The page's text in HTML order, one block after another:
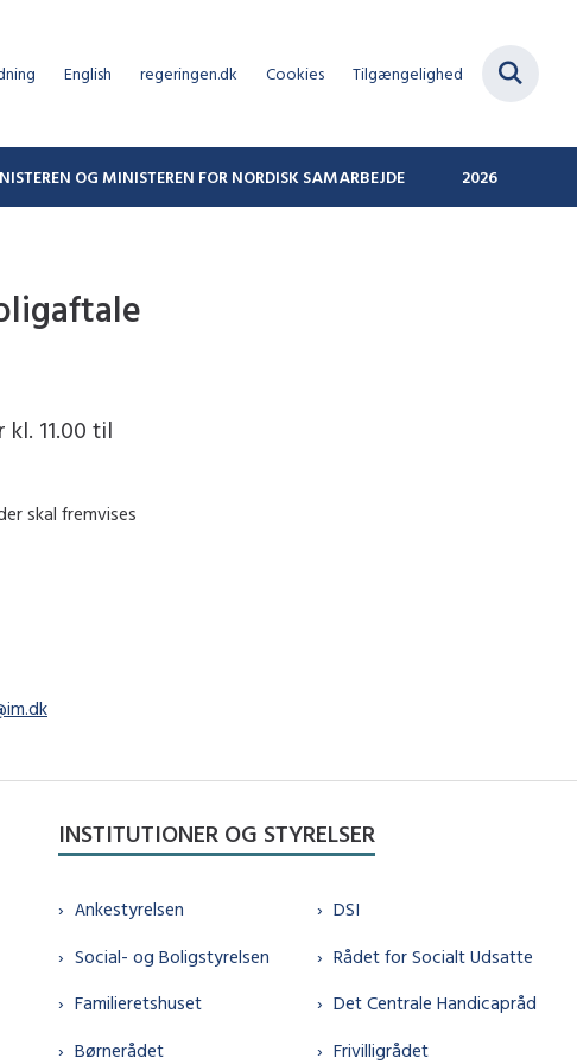
English regeringen.dk Cookies Tilgængelighed
OG MINISTEREN FOR NORDISK SAMARBEJDE 2026
11.00 til
skal fremvises
INSTITUTIONER OG STYRELSER
Ankestyrelsen
Social- og Boligstyrelsen
Familieretshuset
Børnerådet
DSI
Rådet for Socialt Udsatte
Det Centrale Handicapråd
Frivilligrådet